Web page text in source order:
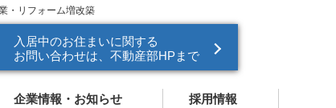
・リフォーム増改築
入居中のお住まいに関する
お問い合わせは、不動産部HPまで
企業情報・お知らせ 採用情報